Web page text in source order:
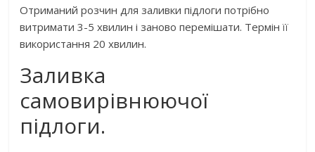
Отриманий розчин для заливки підлоги потрібно
витримати 3-5 хвилин і заново перемішати. Термін її
використання 20 хвилин.
Заливка
самовирівнюючої
підлоги.